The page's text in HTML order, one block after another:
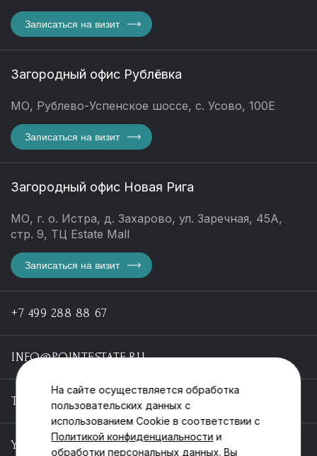
Записаться на визит
Загородный офис Рублёвка
МО, Рублево-Успенское шоссе, с. Усово, 100Е
Записаться на визит
Загородный офис Новая Рига
МО, г. о. Истра, д. Захарово, ул. Заречная, 45А,
стр. 9, ТЦ Estate Mall
Записаться на визит
+7 499 288 88 67
INFO@POINTESTATE.RU
TELEGRAM
YOUTUBE
На сайте осуществляется обработка
пользовательских данных с
использованием Cookie в соответствии с
Политикой конфиденциальности и
обработки персональных данных. Вы